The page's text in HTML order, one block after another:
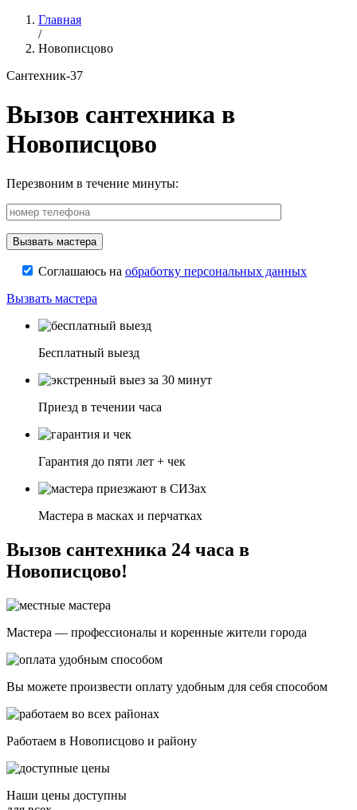
Главная
/
Новописцово
Сантехник-37
Вызов сантехника в
Новописцово
Перезвоним в течение минуты:
Соглашаюсь на обработку персональных данных
Вызвать мастера
Бесплатный выезд
Приезд в течении часа
Гарантия до пяти лет + чек
Мастера в масках и перчатках
Вызов сантехника 24 часа в
Новописцово!
Мастера — профессионалы и коренные жители города
Вы можете произвести оплату удобным для себя способом
Работаем в Новописцово и району
Наши цены доступны